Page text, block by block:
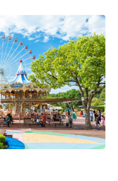
ビス
お問い合わせ
าไทย